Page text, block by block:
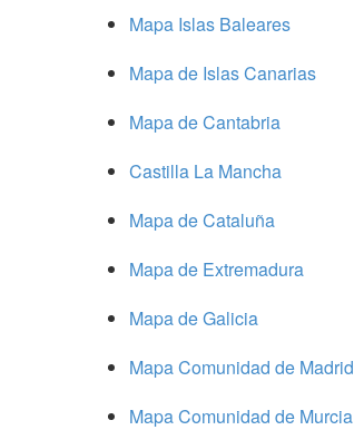
Mapa Islas Baleares
Mapa de Islas Canarias
Mapa de Cantabria
Castilla La Mancha
Mapa de Cataluña
Mapa de Extremadura
Mapa de Galicia
Mapa Comunidad de Madrid
Mapa Comunidad de Murcia